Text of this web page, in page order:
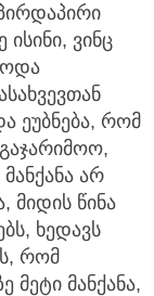
ვინც
ეუბნება, რომ
მანქანა არ
მიდის წინა
ხედავს
რომ
მეტი მანქანა,